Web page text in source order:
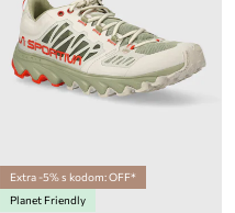
Extra -5% s kodom: OFF*
Planet Friendly